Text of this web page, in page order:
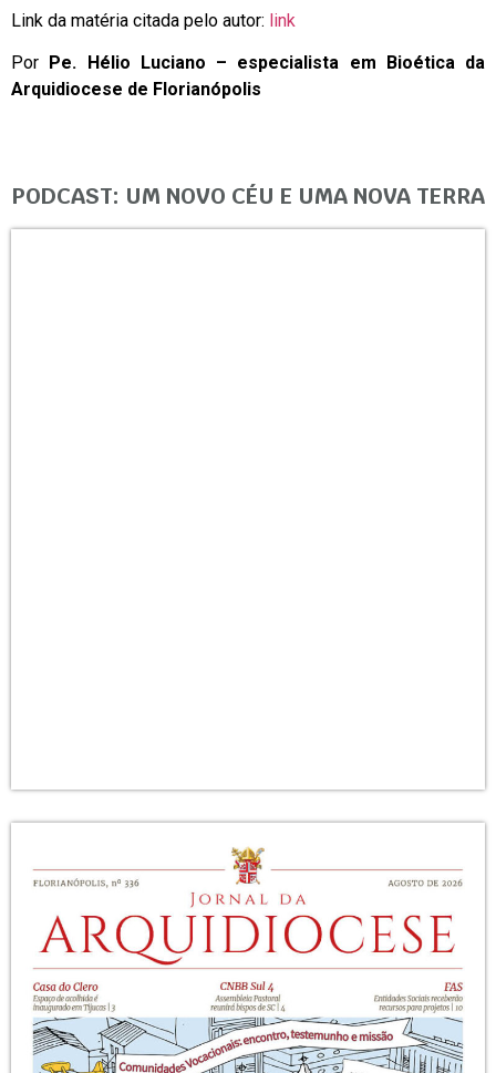
Link da matéria citada pelo autor: link
Por Pe. Hélio Luciano – especialista em Bioética da
Arquidiocese de Florianópolis
PODCAST: UM NOVO CÉU E UMA NOVA TERRA